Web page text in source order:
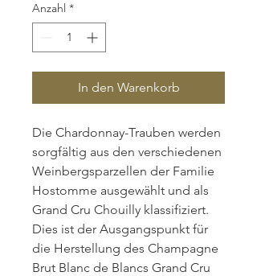
Anzahl *
In den Warenkorb
Die Chardonnay-Trauben werden
sorgfältig aus den verschiedenen
Weinbergsparzellen der Familie
Hostomme ausgewählt und als
Grand Cru Chouilly klassifiziert.
Dies ist der Ausgangspunkt für
die Herstellung des Champagne
Brut Blanc de Blancs Grand Cru